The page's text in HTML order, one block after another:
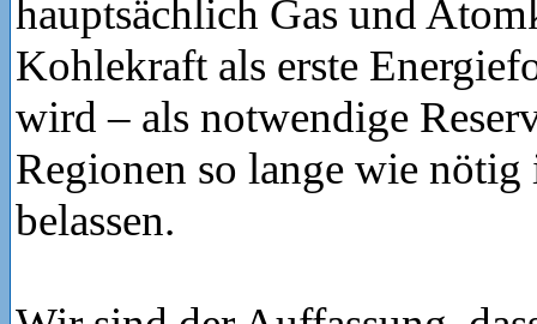
hauptsächlich Gas und
Kohlekraft als erste
wird – als notwendige
Regionen so lange wie
belassen.